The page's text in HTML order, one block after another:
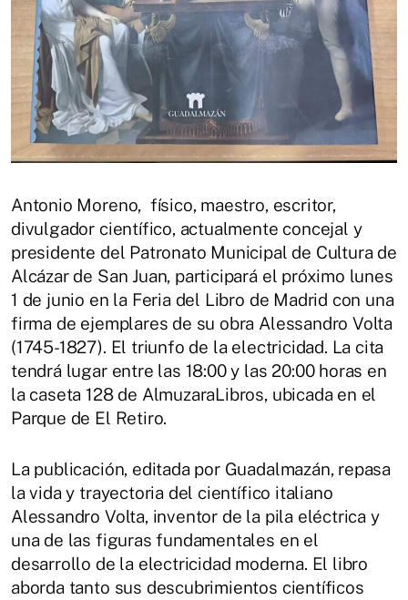
Antonio Moreno, físico, maestro, escritor,
divulgador científico, actualmente concejal y
presidente del Patronato Municipal de Cultura de
Alcázar de San Juan, participará el próximo lunes
1 de junio en la Feria del Libro de Madrid con una
firma de ejemplares de su obra Alessandro Volta
(1745-1827). El triunfo de la electricidad. La cita
tendrá lugar entre las 18:00 y las 20:00 horas en
la caseta 128 de AlmuzaraLibros, ubicada en el
Parque de El Retiro.
La publicación, editada por Guadalmazán, repasa
la vida y trayectoria del científico italiano
Alessandro Volta, inventor de la pila eléctrica y
una de las figuras fundamentales en el
desarrollo de la electricidad moderna. El libro
aborda tanto sus descubrimientos científicos